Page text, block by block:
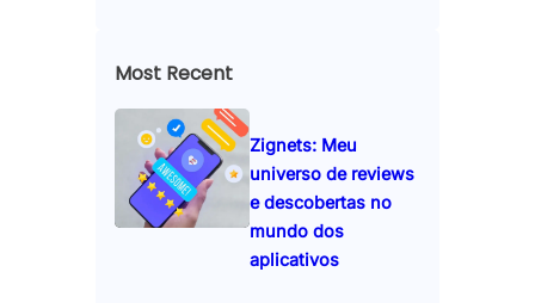
Most Recent
Zignets: Meu
universo de reviews
e descobertas no
mundo dos
aplicativos